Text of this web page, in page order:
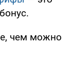
чем можно